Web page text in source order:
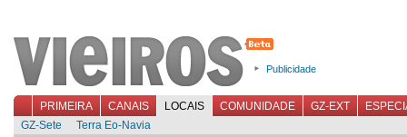
Publicidade
PRIMEIRA CANAIS LOCAIS COMUNIDADE GZ-EXT
GZ-Sete
Terra Eo-Navia